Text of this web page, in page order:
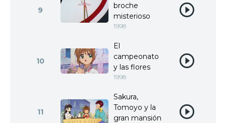
9
broche
misterioso
1998
10
El
campeonato
y las flores
1998
11
Sakura,
Tomoyo y la
gran mansión